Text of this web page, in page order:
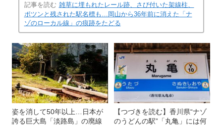
記事を読む 雑草に埋もれたレール跡、さび付いた架線柱、
ポツンと残された駅名標も…岡山から36年前に消えた「ナ
ゾのローカル線」の痕跡をたどる
姿を消して50年以上…日本が
誇る巨大島「淡路島」の廃線
【つづきを読む】香川県“ナゾ
のうどんの駅”「丸亀」には何